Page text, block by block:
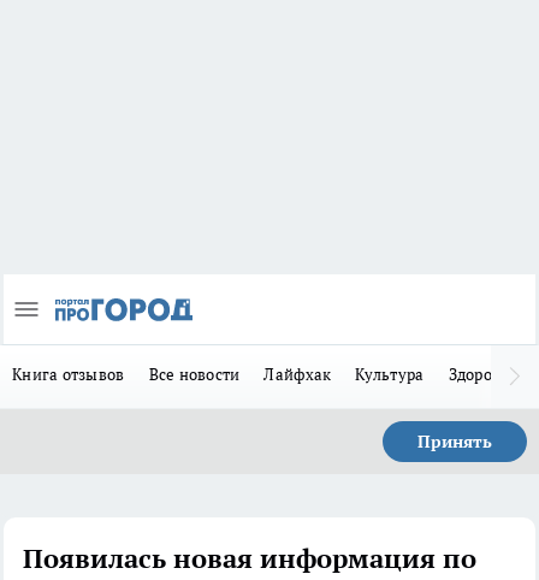
Книга отзывов Все новости Лайфхак Культура Здоровье
Принять
Появилась новая информация по